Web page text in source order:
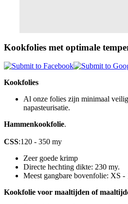
Kookfolies met optimale
Kookfolies
Al onze folies zijn minimaal
napasteurisatie.
Hammenkookfolie.
CSS:120 - 350 my
Zeer goede krimp
Directe hechting dikte: 230 my.
Meest gangbare bovenfolie: XS -
Kookfolie voor maaltijden of